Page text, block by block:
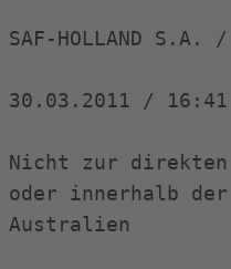
SAF-HOLLAND
30.03.2011 / 16:41
Nicht zur
oder innerhalb der
Australien